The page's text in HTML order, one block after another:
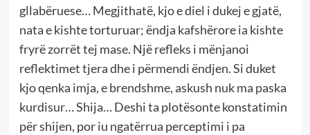
gllabëruese… Megjithatë, kjo e diel i dukej e gjatë,
nata e kishte torturuar; ëndja kafshërore ia kishte
fryrë zorrët tej mase. Një refleks i mënjanoi
reflektimet tjera dhe i përmendi ëndjen. Si duket
kjo qenka imja, e brendshme, askush nuk ma paska
kurdisur… Shija… Deshi ta plotësonte konstatimin
për shijen, por iu ngatërrua perceptimi i pa